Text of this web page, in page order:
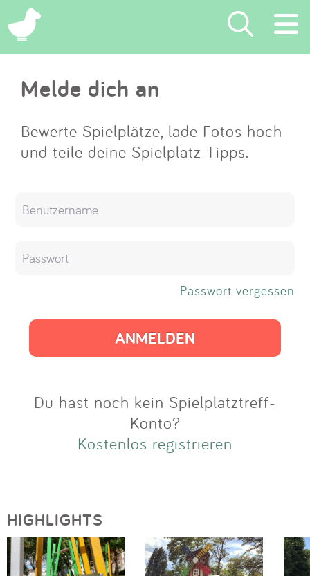
×
Suchen
Eintragen
App
Melde dich an
Bewerte Spielplätze, lade Fotos hoch
und teile deine Spielplatz-Tipps.
Passwort vergessen
Du hast noch kein Spielplatztreff-
Konto?
Kostenlos registrieren
HIGHLIGHTS